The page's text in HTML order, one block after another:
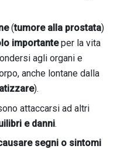
(tumore alla prostata)
importanteper la vita
agli organi e
anche lontane dalla
).
attaccarsi ad altri
e danni.
segni o sintomi